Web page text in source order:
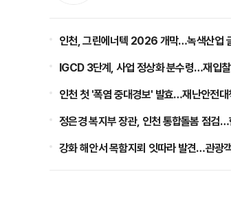
인천, 그린에너텍 2026 개막…녹색산업
IGCD 3단계, 사업 정상화 분수령…재입
인천 첫 '폭염 중대경보' 발효…재난안전
정은경 복지부 장관, 인천 통합돌봄 점검
강화 해안서 목함지뢰 잇따라 발견…관광